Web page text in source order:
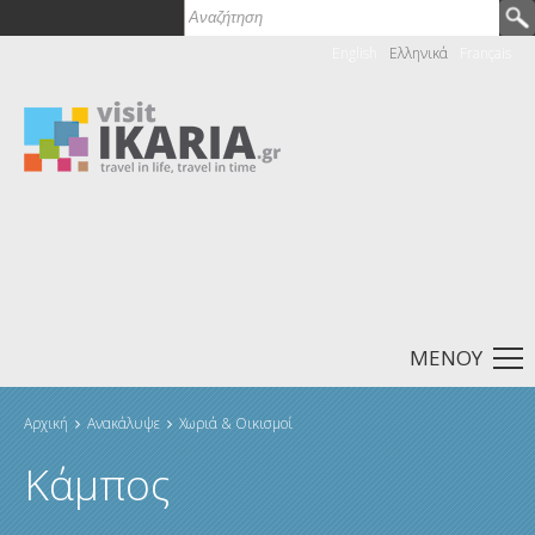
Παράκαμψη προς το κυρίως περιεχόμενο
Φόρμα αναζήτησης
Αναζήτηση
Ελληνικά
ΜΕΝΟΎ
Είστε εδώ
Αρχική Ανακάλυψε Χωριά & Οικισμοί
Κάμπος